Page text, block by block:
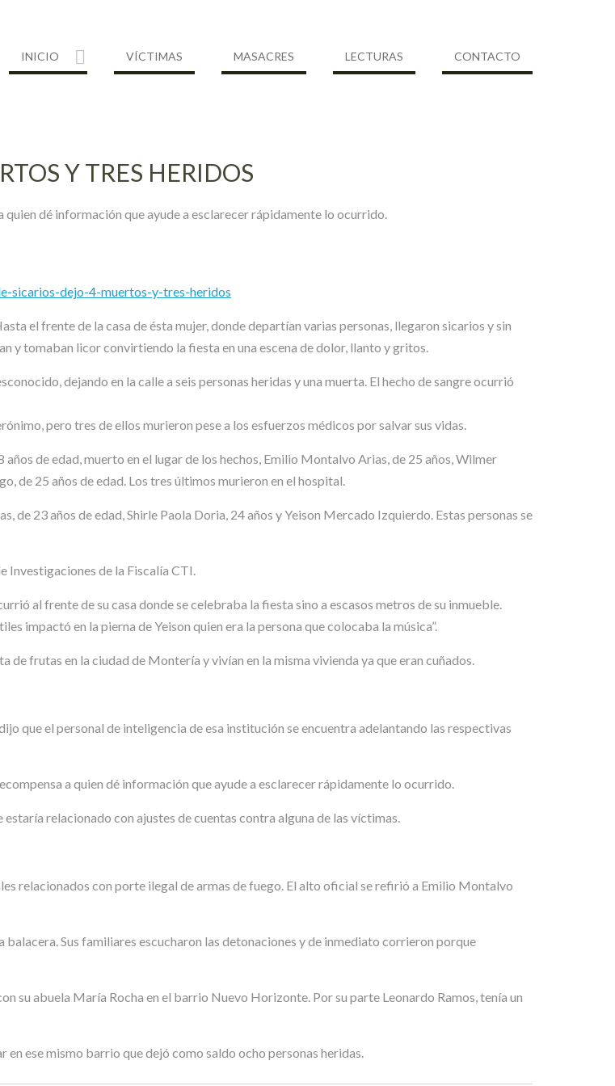
INICIO VÍCTIMAS MASACRES LECTURAS CONTACTO
Y TRES HERIDOS
dé información que ayude a esclarecer rápidamente lo ocurrido.
sicarios-dejo-4-muertos-y-tres-heridos
el frente de la casa de ésta mujer, donde departían varias personas, llegaron sicarios y sin
y tomaban licor convirtiendo la fiesta en una escena de dolor, llanto y gritos.
dejando en la calle a seis personas heridas y una muerta. El hecho de sangre ocurrió
pero tres de ellos murieron pese a los esfuerzos médicos por salvar sus vidas.
de edad, muerto en el lugar de los hechos, Emilio Montalvo Arias, de 25 años, Wilmer
de 25 años de edad. Los tres últimos murieron en el hospital.
de 23 años de edad, Shirle Paola Doria, 24 años y Yeison Mercado Izquierdo. Estas personas se
Investigaciones de la Fiscalía CTI.
al frente de su casa donde se celebraba la fiesta sino a escasos metros de su inmueble.
impactó en la pierna de Yeison quien era la persona que colocaba la música”.
de frutas en la ciudad de Montería y vivían en la misma vivienda ya que eran cuñados.
que el personal de inteligencia de esa institución se encuentra adelantando las respectivas
a quien dé información que ayude a esclarecer rápidamente lo ocurrido.
relacionado con ajustes de cuentas contra alguna de las víctimas.
relacionados con porte ilegal de armas de fuego. El alto oficial se refirió a Emilio Montalvo
Sus familiares escucharon las detonaciones y de inmediato corrieron porque
su abuela María Rocha en el barrio Nuevo Horizonte. Por su parte Leonardo Ramos, tenía un
ese mismo barrio que dejó como saldo ocho personas heridas.